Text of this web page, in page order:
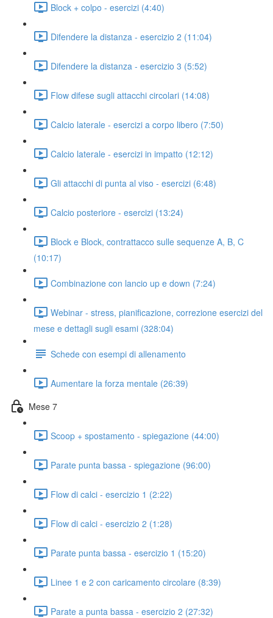
Block + colpo - esercizi (4:40)
Difendere la distanza - esercizio 2 (11:04)
Difendere la distanza - esercizio 3 (5:52)
Flow difese sugli attacchi circolari (14:08)
Calcio laterale - esercizi a corpo libero (7:50)
Calcio laterale - esercizi in impatto (12:12)
Gli attacchi di punta al viso - esercizi (6:48)
Calcio posteriore - esercizi (13:24)
Block e Block, contrattacco sulle sequenze A, B, C
(10:17)
Combinazione con lancio up e down (7:24)
Webinar - stress, pianificazione, correzione esercizi del
mese e dettagli sugli esami (328:04)
Schede con esempi di allenamento
Aumentare la forza mentale (26:39)
Mese 7
Scoop + spostamento - spiegazione (44:00)
Parate punta bassa - spiegazione (96:00)
Flow di calci - esercizio 1 (2:22)
Flow di calci - esercizio 2 (1:28)
Parate punta bassa - esercizio 1 (15:20)
Linee 1 e 2 con caricamento circolare (8:39)
Parate a punta bassa - esercizio 2 (27:32)